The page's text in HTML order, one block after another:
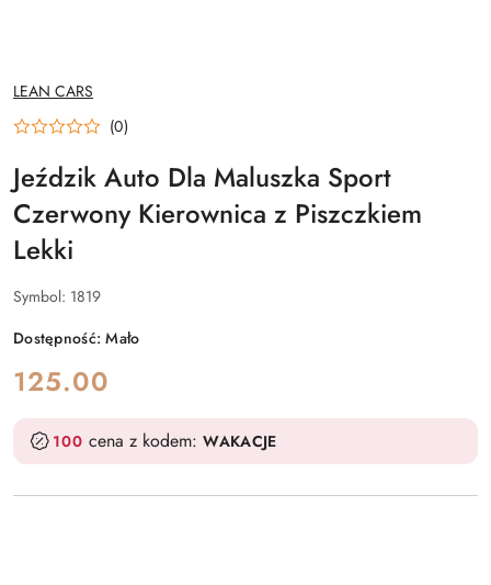
NAZWA
PRODUCENTA:
LEAN CARS
(0)
Jeździk Auto Dla Maluszka Sport
Czerwony Kierownica z Piszczkiem
Lekki
Symbol: 1819
Dostępność:Mało
cena:
125.00
100cena z kodem:WAKACJE